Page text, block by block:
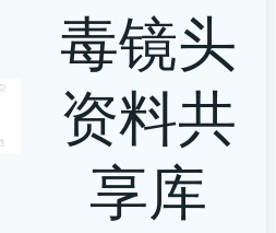
毒镜头
资料共
享库